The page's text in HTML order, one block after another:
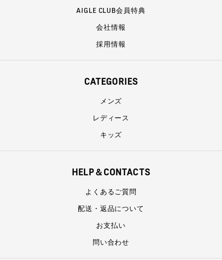
AIGLE CLUB会員特典
会社情報
採用情報
CATEGORIES
メンズ
レディース
キッズ
HELP＆CONTACTS
よくあるご質問
配送・返品について
お支払い
問い合わせ